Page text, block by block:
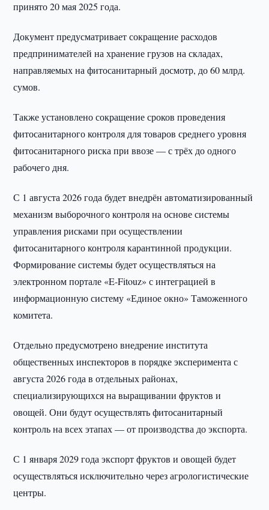
принято 20 мая 2025 года.
Документ предусматривает сокращение расходов
предпринимателей на хранение грузов на складах,
направляемых на фитосанитарный досмотр, до 60 млрд.
сумов.
Также установлено сокращение сроков проведения
фитосанитарного контроля для товаров среднего уровня
фитосанитарного риска при ввозе — с трёх до одного
рабочего дня.
С 1 августа 2026 года будет внедрён автоматизированный
механизм выборочного контроля на основе системы
управления рисками при осуществлении
фитосанитарного контроля карантинной продукции.
Формирование системы будет осуществляться на
электронном портале «E-Fitouz» с интеграцией в
информационную систему «Единое окно» Таможенного
комитета.
Отдельно предусмотрено внедрение института
общественных инспекторов в порядке эксперимента с
августа 2026 года в отдельных районах,
специализирующихся на выращивании фруктов и
овощей. Они будут осуществлять фитосанитарный
контроль на всех этапах — от производства до экспорта.
С 1 января 2029 года экспорт фруктов и овощей будет
осуществляться исключительно через агрологистические
центры.